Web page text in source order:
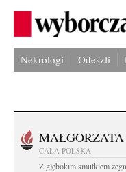
Nekrologi Odeszli
CAŁA POLSKA
Z głębokim smutkiem